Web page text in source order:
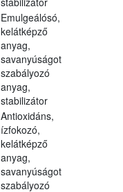
Emulgeálósó,
kelátképző
anyag,
savanyúságot
szabályozó
anyag,
stabilizátor
Antioxidáns,
ízfokozó,
kelátképző
anyag,
savanyúságot
szabályozó